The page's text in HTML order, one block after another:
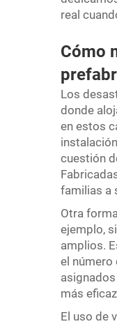
real
Cómo
Los
donde
en estos
cuestión
familias a
Otra
ejemplo,
amplios.
el número
más
El uso de